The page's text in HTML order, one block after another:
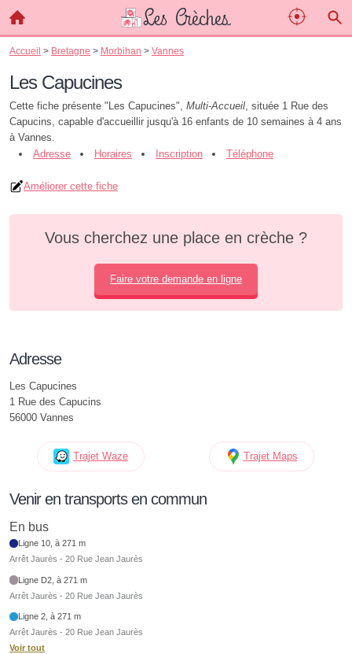
Accueil > Bretagne > Morbihan > Vannes
Les Capucines
Cette fiche présente "Les Capucines", Multi-Accueil, située 1 Rue des
Capucins, capable d'accueillir jusqu'à 16 enfants de 10 semaines à 4 ans
à Vannes.
Adresse
Horaires Inscription Téléphone
Améliorer cette fiche
Vous cherchez une place en crèche ?
Faire votre demande en ligne
Adresse
Les Capucines
1 Rue des Capucins
56000 Vannes
Trajet Waze Trajet Maps
Venir en transports en commun
En bus
Ligne 10, à 271 m
Arrêt Jaurès - 20 Rue Jean Jaurès
Ligne D2, à 271 m
Arrêt Jaurès - 20 Rue Jean Jaurès
Ligne 2, à 271 m
Arrêt Jaurès - 20 Rue Jean Jaurès
Voir tout